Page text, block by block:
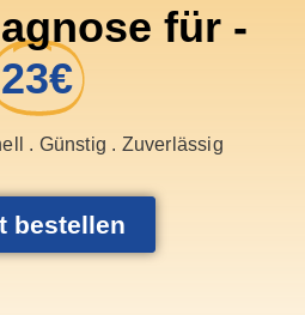
für -
23€
. Günstig . Zuverlässig
bestellen